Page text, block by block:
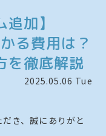
加】
る費用は？
を徹底解説
2025.05.06 Tue
き、誠にありがと